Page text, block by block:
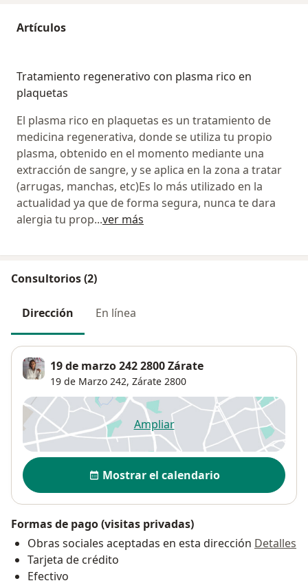
Artículos
Tratamiento regenerativo con plasma rico en
plaquetas
El plasma rico en plaquetas es un tratamiento de
medicina regenerativa, donde se utiliza tu propio
plasma, obtenido en el momento mediante una
extracción de sangre, y se aplica en la zona a tratar
(arrugas, manchas, etc)Es lo más utilizado en la
actualidad ya que de forma segura, nunca te dara
alergia tu prop...ver más
Consultorios (2)
Dirección En línea
19 de marzo 242 2800 Zárate
19 de Marzo 242, Zárate 2800
Ampliarse abre en una nueva
Disponibilidad
Mostrar el calendario
Formas de pago (visitas privadas)
Obras sociales aceptadas en esta dirección Detalles
Tarjeta de crédito
Efectivo